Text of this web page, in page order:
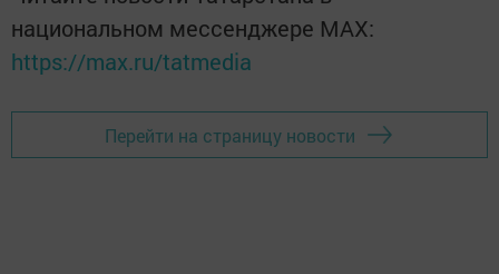
национальном мессенджере MАХ:
https://max.ru/tatmedia
Перейти на страницу новости